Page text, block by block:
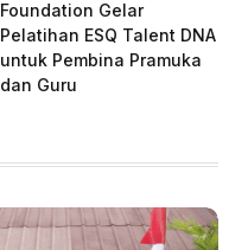
Foundation Gelar
Pelatihan ESQ Talent DNA
untuk Pembina Pramuka
dan Guru